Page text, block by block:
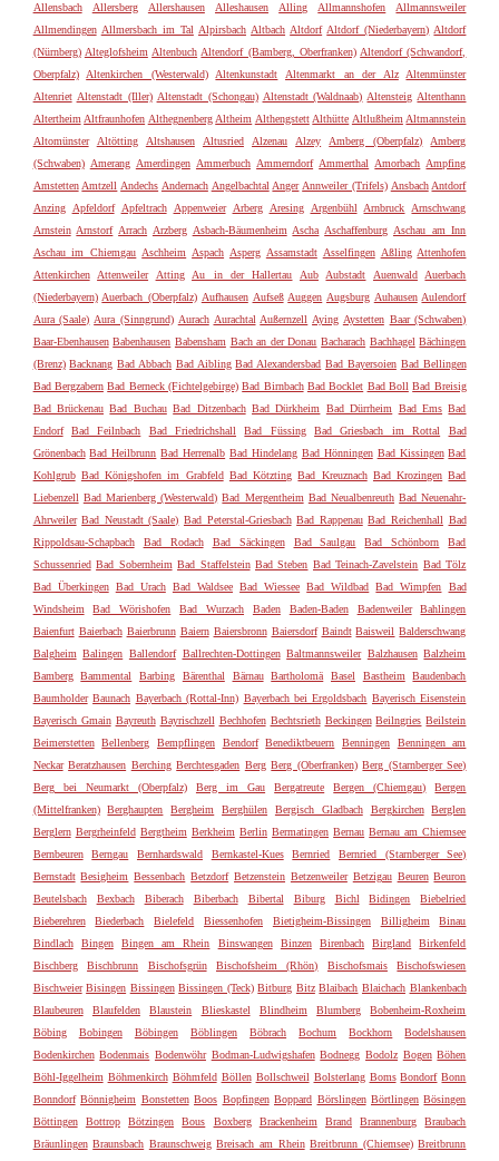
Allensbach Allersberg Allershausen Alleshausen Alling Allmannshofen
Allmannsweiler
Allmendingen Allmersbach im Tal Alpirsbach Altbach Altdorf Altdorf (Niederbayern) Altdorf
(Nürnberg) Alteglofsheim Altenbuch Altendorf (Bamberg, Oberfranken) Altendorf (Schwandorf,
Oberpfalz)
Altenkirchen (Westerwald) Altenkunstadt Altenmarkt an der Alz
Altenmünster
Altenriet Altenstadt (Iller) Altenstadt (Schongau) Altenstadt (Waldnaab) Altensteig Altenthann
Altertheim Altfraunhofen Althegnenberg Altheim Althengstett Althütte Altlußheim Altmannstein
Altomünster
Altötting Altshausen Altusried Alzenau Alzey Amberg (Oberpfalz)
Amberg
(Schwaben) Amerang Amerdingen Ammerbuch Ammerndorf Ammerthal Amorbach Ampfing
Amstetten Amtzell Andechs Andernach Angelbachtal Anger Annweiler (Trifels) Ansbach Antdorf
Anzing
Apfeldorf Apfeltrach Appenweier Arberg Aresing Argenbühl Arnbruck
Arnschwang
Arnstein Arnstorf Arrach Arzberg Asbach-Bäumenheim Ascha Aschaffenburg Aschau am Inn
Aschau im Chiemgau Aschheim Aspach Asperg Assamstadt Asselfingen Aßling Attenhofen
Attenkirchen
Attenweiler Atting Au in der Hallertau Aub Aubstadt Auenwald
Auerbach
(Niederbayern) Auerbach (Oberpfalz) Aufhausen Aufseß Auggen Augsburg Auhausen Aulendorf
Aura (Saale) Aura (Sinngrund) Aurach Aurachtal Außernzell Aying Aystetten Baar (Schwaben)
Baar-Ebenhausen Babenhausen Babensham Bach an der Donau Bacharach Bachhagel Bächingen
(Brenz) Backnang Bad Abbach Bad Aibling Bad Alexandersbad Bad Bayersoien Bad Bellingen
Bad Bergzabern Bad Berneck (Fichtelgebirge) Bad Birnbach Bad Bocklet Bad Boll Bad Breisig
Bad Brückenau Bad Buchau Bad Ditzenbach Bad Dürkheim Bad Dürrheim Bad Ems Bad
Endorf
Bad Feilnbach Bad Friedrichshall Bad Füssing Bad Griesbach im Rottal
Bad
Grönenbach Bad Heilbrunn Bad Herrenalb Bad Hindelang Bad Hönningen Bad Kissingen Bad
Kohlgrub Bad Königshofen im Grabfeld Bad Kötzting Bad Kreuznach Bad Krozingen Bad
Liebenzell Bad Marienberg (Westerwald) Bad Mergentheim Bad Neualbenreuth Bad Neuenahr-
Ahrweiler Bad Neustadt (Saale) Bad Peterstal-Griesbach Bad Rappenau Bad Reichenhall Bad
Rippoldsau-Schapbach
Bad Rodach Bad Säckingen Bad Saulgau Bad Schönborn
Bad
Schussenried Bad Sobernheim Bad Staffelstein Bad Steben Bad Teinach-Zavelstein Bad Tölz
Bad Überkingen Bad Urach Bad Waldsee Bad Wiessee Bad Wildbad Bad Wimpfen
Bad
Windsheim
Bad Wörishofen Bad Wurzach Baden Baden-Baden Badenweiler
Bahlingen
Baienfurt Baierbach Baierbrunn Baiern Baiersbronn Baiersdorf Baindt Baisweil Balderschwang
Balgheim Balingen Ballendorf Ballrechten-Dottingen Baltmannsweiler Balzhausen Balzheim
Bamberg
Bammental Barbing Bärenthal Bärnau Bartholomä Basel Bastheim
Baudenbach
Baumholder Baunach Bayerbach (Rottal-Inn) Bayerbach bei Ergoldsbach Bayerisch Eisenstein
Bayerisch Gmain Bayreuth Bayrischzell Bechhofen Bechtsrieth Beckingen Beilngries Beilstein
Beimerstetten
Bellenberg Bempflingen Bendorf Benediktbeuern Benningen
Benningen am
Neckar Beratzhausen Berching Berchtesgaden Berg Berg (Oberfranken) Berg (Starnberger See)
Berg bei Neumarkt (Oberpfalz)
Berg im Gau Bergatreute Bergen (Chiemgau)
Bergen
(Mittelfranken)
Berghaupten Bergheim Berghülen Bergisch Gladbach Bergkirchen
Berglen
Berglern Bergrheinfeld Bergtheim Berkheim Berlin Bermatingen Bernau Bernau am Chiemsee
Bernbeuren
Berngau Bernhardswald Bernkastel-Kues Bernried
Bernried (Starnberger See)
Bernstadt Besigheim Bessenbach Betzdorf Betzenstein Betzenweiler Betzigau Beuren Beuron
Beutelsbach
Bexbach Biberach Biberbach Bibertal Biburg Bichl Bidingen
Biebelried
Bieberehren
Biederbach Bielefeld Biessenhofen Bietigheim-Bissingen Billigheim
Binau
Bindlach
Bingen Bingen am Rhein Binswangen Binzen Birenbach Birgland
Birkenfeld
Bischberg
Bischbrunn Bischofsgrün Bischofsheim (Rhön) Bischofsmais
Bischofswiesen
Bischweier Bisingen Bissingen Bissingen (Teck) Bitburg Bitz Blaibach Blaichach Blankenbach
Blaubeuren
Blaufelden Blaustein Blieskastel Blindheim Blumberg
Bobenheim-Roxheim
Böbing
Bobingen Böbingen Böblingen Böbrach Bochum Bockhorn
Bodelshausen
Bodenkirchen Bodenmais Bodenwöhr Bodman-Ludwigshafen Bodnegg Bodolz Bogen Böhen
Böhl-Iggelheim Böhmenkirch Böhmfeld Böllen Bollschweil Bolsterlang Boms Bondorf Bonn
Bonndorf Bönnigheim Bonstetten Boos Bopfingen Boppard Börslingen Börtlingen Bösingen
Böttingen
Bottrop Bötzingen Bous Boxberg Brackenheim Brand Brannenburg
Braubach
Bräunlingen Braunsbach Braunschweig Breisach am Rhein Breitbrunn (Chiemsee) Breitbrunn